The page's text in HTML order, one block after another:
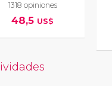
1318 opiniones
48,5 US$